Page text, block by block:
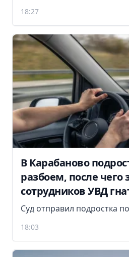
18:27
В Карабаново
разбоем, после чего
сотрудников УВД
Суд отправил подростка
18:03